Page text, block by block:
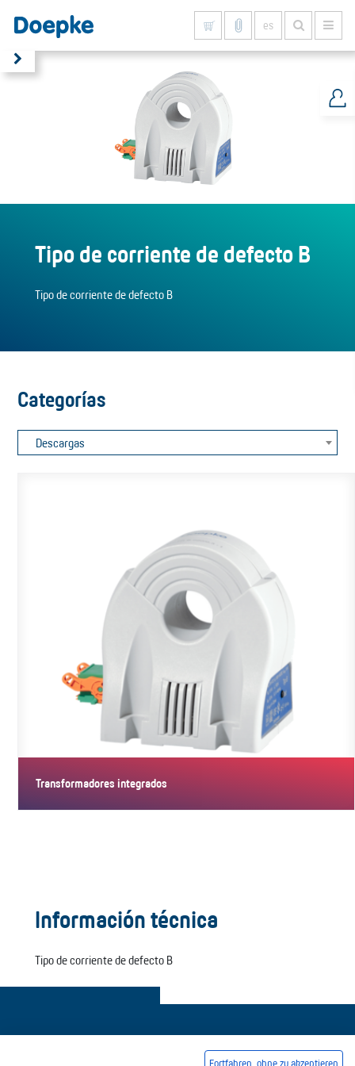
es
Tipo de corriente de defecto B
Tipo de corriente de defecto B
Categorías
Descargas
Transformadores integrados
Los dispositivos en la variante con transformador integrado
Información técnica
Tipo de corriente de defecto B
Fortfahren, ohne zu akzeptieren